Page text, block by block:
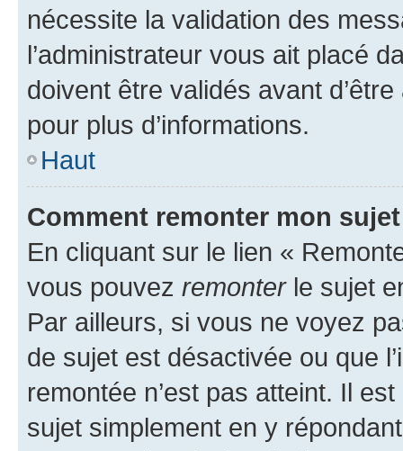
nécessite la validation des
l’administrateur vous ait placé
doivent être validés avant
pour plus d’informations.
Haut
Comment remonter mon
En cliquant sur le lien «
vous pouvez remonterle sujet
Par ailleurs, si vous ne voyez
de sujet est désactivée ou que
remontée n’est pas atteint. Il
sujet simplement en y